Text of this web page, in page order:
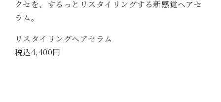
クセを、するっとリスタイリングする新感覚ヘアセ
ラム。
リスタイリングヘアセラム
税込4,400円